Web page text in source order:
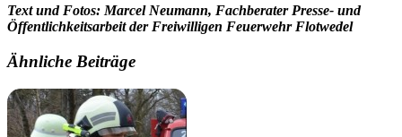
Text und Fotos: Marcel Neumann, Fachberater Presse- und
Öffentlichkeitsarbeit der Freiwilligen Feuerwehr Flotwedel
Ähnliche Beiträge